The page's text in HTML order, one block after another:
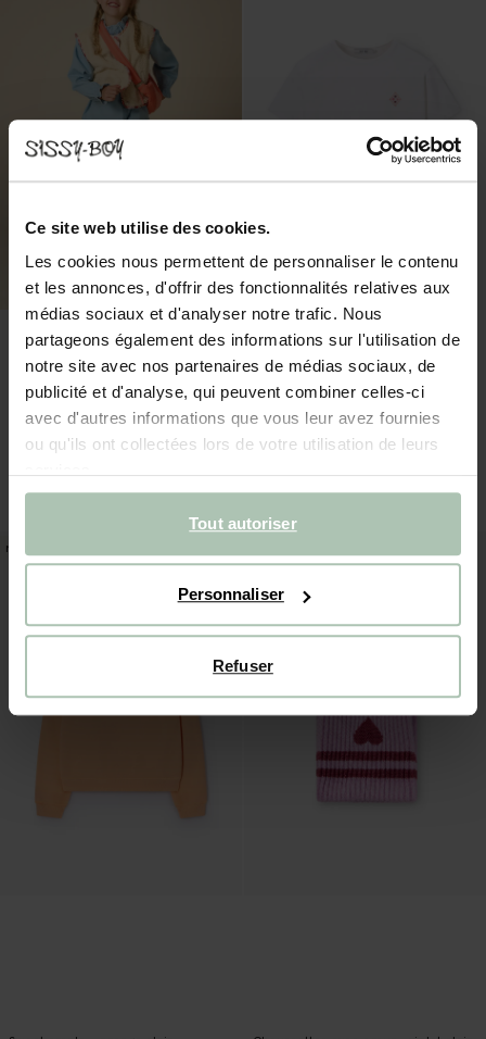
Ce site web utilise des cookies.
Les cookies nous permettent de personnaliser le contenu
et les annonces, d'offrir des fonctionnalités relatives aux
médias sociaux et d'analyser notre trafic. Nous
partageons également des informations sur l'utilisation de
notre site avec nos partenaires de médias sociaux, de
publicité et d'analyse, qui peuvent combiner celles-ci
avec d'autres informations que vous leur avez fournies
ou qu'ils ont collectées lors de votre utilisation de leurs
Tout autoriser
Personnaliser
Refuser
49.99
27.99
new